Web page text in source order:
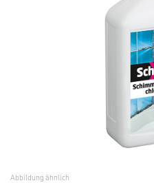
Abbildung ähnlich